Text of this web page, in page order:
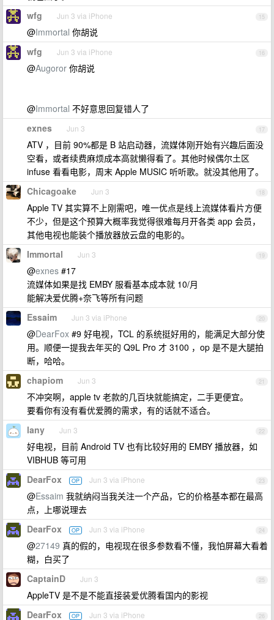
15
wfg Jun 3 via iPhone
@Immortal 你胡说
16
wfg Jun 3 via iPhone
@Augoror 你胡说
@Immortal 不好意思回复错人了
17
exnes Jun 3
ATV ，目前 90%都是 B 站启动器，流媒体刚开始有兴趣后面没
空看，或者续费麻烦成本高就懒得看了。其他时候偶尔土区
infuse 看看电影，周末 Apple MUSIC 听听歌。就没其他用了。
18
Chicagoake Jun 3
Apple TV 其实算不上刚需吧，唯一优点是线上流媒体看片方便
不少，但是这个预算大概率我觉得很难每月开各类 app 会员，
其他电视也能装个播放器放云盘的电影的。
19
Immortal Jun 3
@exnes #17
流媒体如果是找 EMBY 服看基本成本就 10/月
能解决爱优腾+奈飞等所有问题
20
Essaim Jun 3 via iPhone
@DearFox #9 好电视，TCL 的系统挺好用的，能满足大部分使
用。顺便一提我去年买的 Q9L Pro 才 3100 ，op 是不是大腿拍
断，哈哈。
21
chapiom Jun 3
不冲突啊，apple tv 老款的几百块就能搞定，二手更便宜。
要看你有没有看优爱腾的需求，有的话就不适合。
22
lany Jun 3
好电视，目前 Android TV 也有比较好用的 EMBY 播放器，如
VIBHUB 等可用
23
DearFox OP Jun 3 via iPhone
@Essaim 我就纳闷当我关注一个产品，它的价格基本都在最高
点，上哪说理去
24
DearFox OP Jun 3 via iPhone
@27149 真的假的，电视现在很多参数看不懂，我怕屏幕大看着
糊，白买了
25
CaptainD Jun 3
AppleTV 是不是不能直接装爱优腾看国内的影视
26
DearFox OP Jun 3 via iPhone